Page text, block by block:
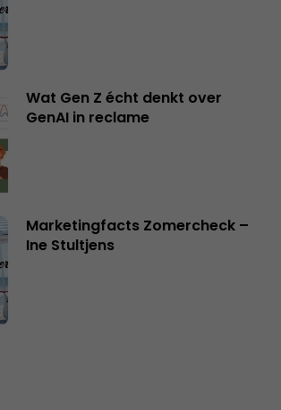
Wat Gen Z écht denkt over
GenAI in reclame
Marketingfacts Zomercheck –
Ine Stultjens